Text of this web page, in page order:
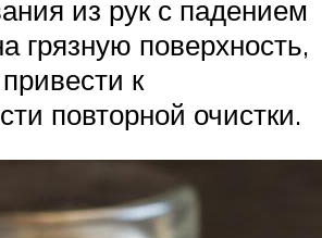
из рук с падением
грязную поверхность,
к
повторной очистки.